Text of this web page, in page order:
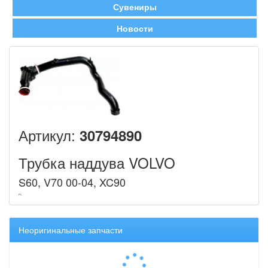
Сувениры
Новости
Артикул: 30794890
Трубка наддува VOLVO
S60, V70 00-04, XC90
Неоригинальные запчасти